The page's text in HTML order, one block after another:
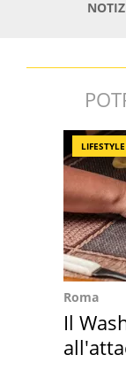
LIFESTYLE
Roma
Il